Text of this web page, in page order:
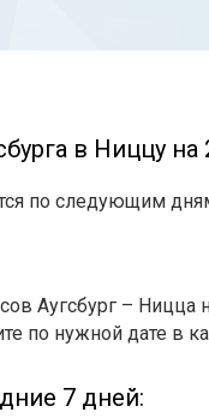
в Ниццу на
по следующим
Аугсбург –
по нужной дате в
7 дней: